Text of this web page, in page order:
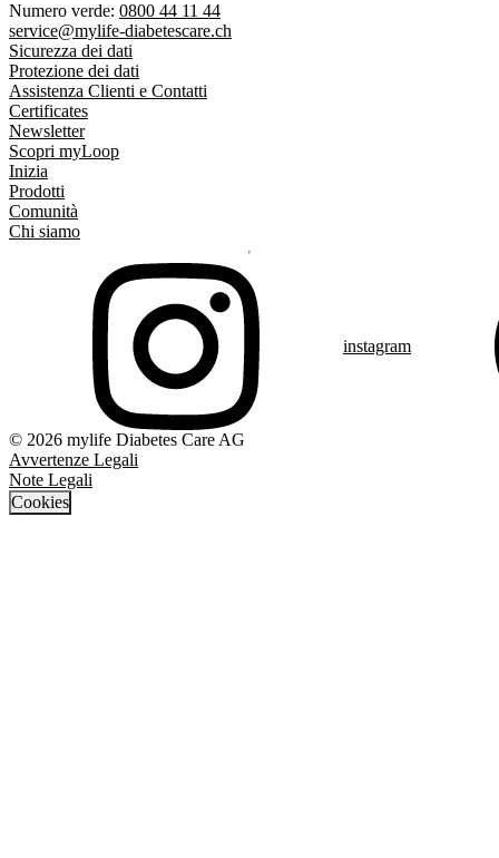
Numero verde: 0800 44 11 44
service@mylife-diabetescare.ch
Sicurezza dei dati
Protezione dei dati
Assistenza Clienti e Contatti
Certificates
Newsletter
Scopri myLoop
Inizia
Prodotti
Comunità
Chi siamo
instagram
© 2026 mylife Diabetes Care AG
Avvertenze Legali
Note Legali
Cookies